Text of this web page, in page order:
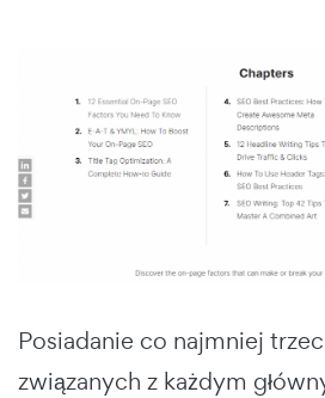
Posiadanie co najmniej
związanych z każdym